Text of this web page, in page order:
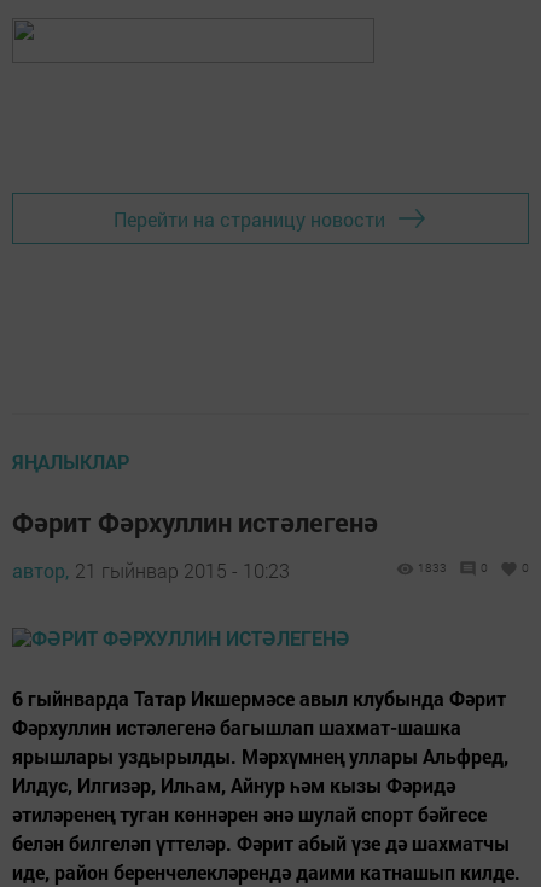
Перейти на страницу новости
ЯҢАЛЫКЛАР
Фәрит Фәрхуллин истәлегенә
автор, 21 гыйнвар 2015 - 10:23 1833 0 0
6 гыйнварда Татар Икшермәсе авыл клубында Фәрит
Фәрхуллин истәлегенә багышлап шахмат-шашка
ярышлары уздырылды. Мәрхүмнең уллары Альфред,
Илдус, Илгизәр, Илһам, Айнур һәм кызы Фәридә
әтиләренең туган көннәрен әнә шулай спорт бәйгесе
белән билгеләп үттеләр. Фәрит абый үзе дә шахматчы
иде, район беренчелекләрендә даими катнашып килде.